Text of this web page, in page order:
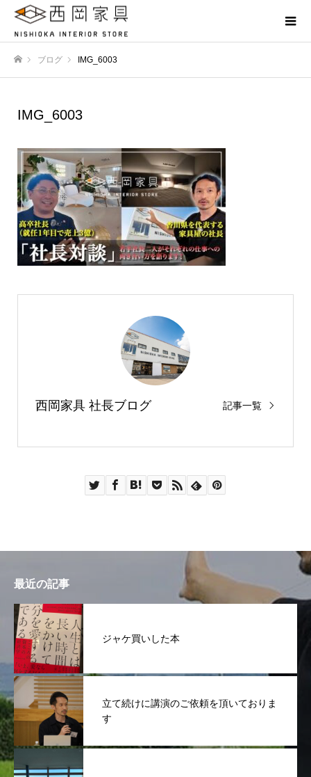
ブログ IMG_6003
IMG_6003
西岡家具 社長ブログ 記事一覧
最近の記事
ジャケ買いした本
立て続けに講演のご依頼を頂いておりま
す